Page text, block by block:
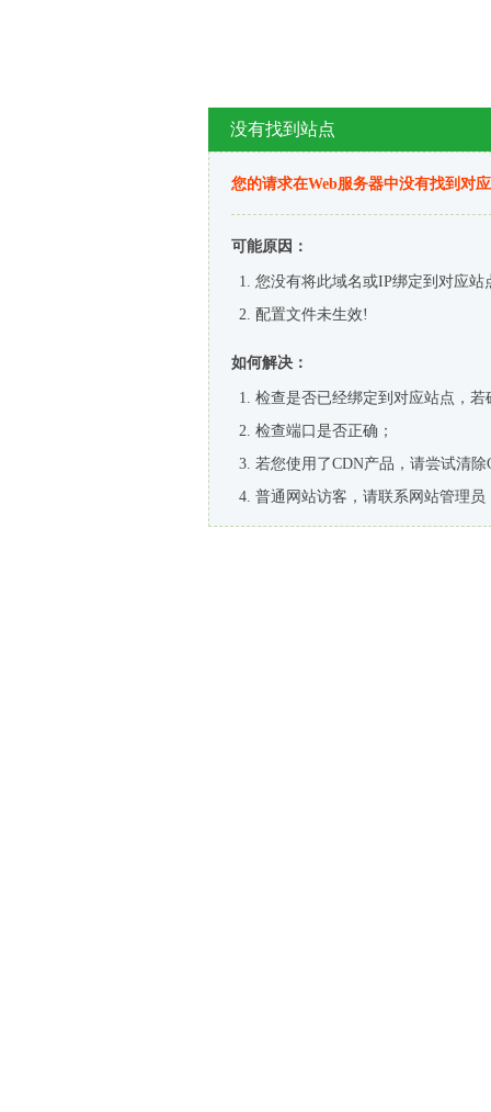
没有找到站点
您的请求在Web服务器中没有找到对
可能原因：
您没有将此域名或IP绑定到对应站
配置文件未生效!
如何解决：
检查是否已经绑定到对应站点，
检查端口是否正确；
若您使用了CDN产品，请尝试清除
普通网站访客，请联系网站管理员